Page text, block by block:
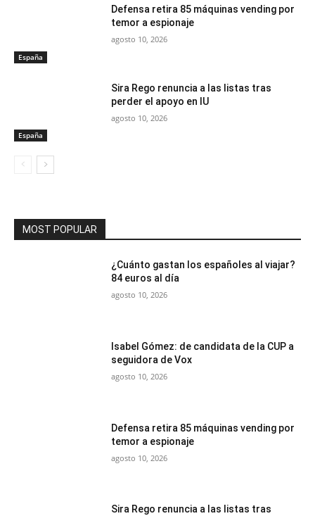
España
Defensa retira 85 máquinas vending por
temor a espionaje
agosto 10, 2026
España
Sira Rego renuncia a las listas tras
perder el apoyo en IU
agosto 10, 2026
MOST POPULAR
¿Cuánto gastan los españoles al viajar?
84 euros al día
agosto 10, 2026
Isabel Gómez: de candidata de la CUP a
seguidora de Vox
agosto 10, 2026
Defensa retira 85 máquinas vending por
temor a espionaje
agosto 10, 2026
Sira Rego renuncia a las listas tras